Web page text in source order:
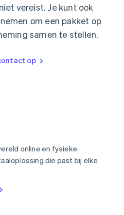
vereist. Je kunt ook
om een pakket op
samen te stellen.
op
online en fysieke
die past bij elke